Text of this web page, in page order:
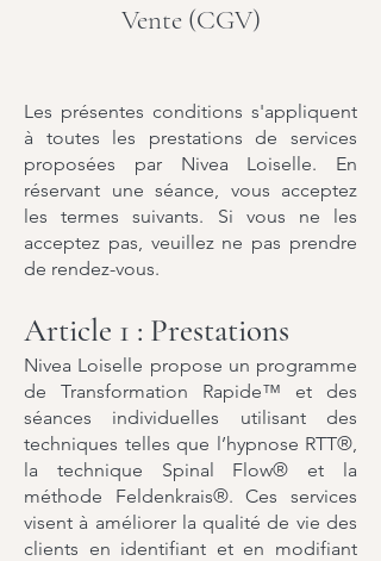
Vente (CGV)
Les présentes conditions s'appliquent
à toutes les prestations de services
proposées par Nivea Loiselle. En
réservant une séance, vous acceptez
les termes suivants. Si vous ne les
acceptez pas, veuillez ne pas prendre
de rendez-vous.
Article 1 : Prestations
Nivea Loiselle propose un programme
de Transformation Rapide™ et des
séances individuelles utilisant des
techniques telles que l’hypnose RTT®,
la technique Spinal Flow® et la
méthode Feldenkrais®. Ces services
visent à améliorer la qualité de vie des
clients en identifiant et en modifiant